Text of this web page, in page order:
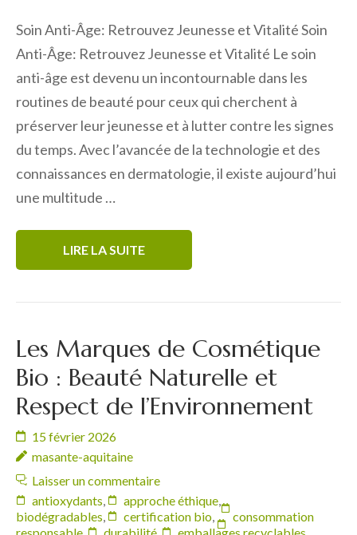
Soin Anti-Âge: Retrouvez Jeunesse et Vitalité Soin
Anti-Âge: Retrouvez Jeunesse et Vitalité Le soin
anti-âge est devenu un incontournable dans les
routines de beauté pour ceux qui cherchent à
préserver leur jeunesse et à lutter contre les signes
du temps. Avec l’avancée de la technologie et des
connaissances en dermatologie, il existe aujourd’hui
une multitude …
LIRE LA SUITE
Les Marques de Cosmétique
Bio : Beauté Naturelle et
Respect de l’Environnement
15 février 2026
masante-aquitaine
Laisser un commentaire
antioxydants, approche éthique,
biodégradables, certification bio,
consommation